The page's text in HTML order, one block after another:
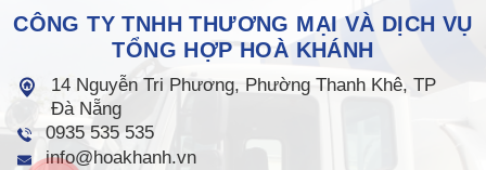
CÔNG TY TNHH THƯƠNG MẠI VÀ DỊCH VỤ
TỔNG HỢP HOÀ KHÁNH
14 Nguyễn Tri Phương, Phường Thanh Khê, TP
Đà Nẵng
0935 535 535
info@hoakhanh.vn